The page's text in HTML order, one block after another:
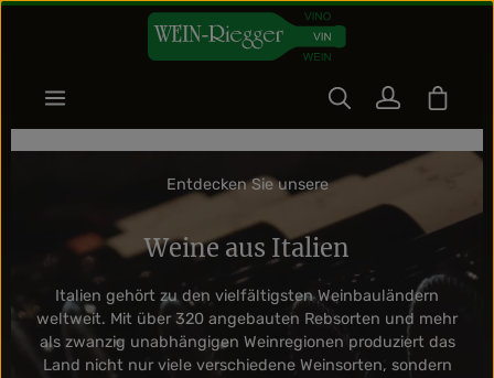
Zum Hauptinhalt springen
Entdecken Sie unsere
Weine aus Italien
Italien gehört zu den vielfältigsten Weinbauländern
weltweit. Mit über 320 angebauten Rebsorten und mehr
als zwanzig unabhängigen Weinregionen produziert das
Land nicht nur viele verschiedene Weinsorten, sondern